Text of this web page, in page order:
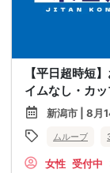
【平日超時短
イムなし・カ
新潟市 | 8月
ムルーブ
女性 受付中